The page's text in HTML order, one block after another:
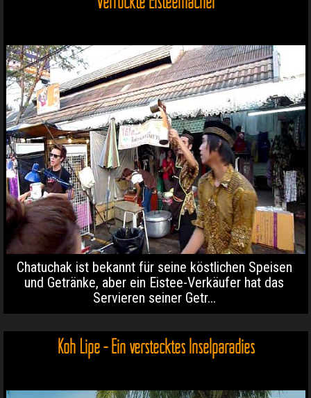
Chatuchak ist bekannt für seine köstlichen Speisen
und Getränke, aber ein Eistee-Verkäufer hat das
Servieren seiner Getr...
Koh Lipe - Ein verstecktes Inselparadies